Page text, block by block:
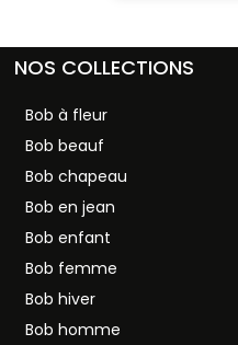
NOS COLLECTIONS
Bob à fleur
Bob beauf
Bob chapeau
Bob en jean
Bob enfant
Bob femme
Bob hiver
Bob homme